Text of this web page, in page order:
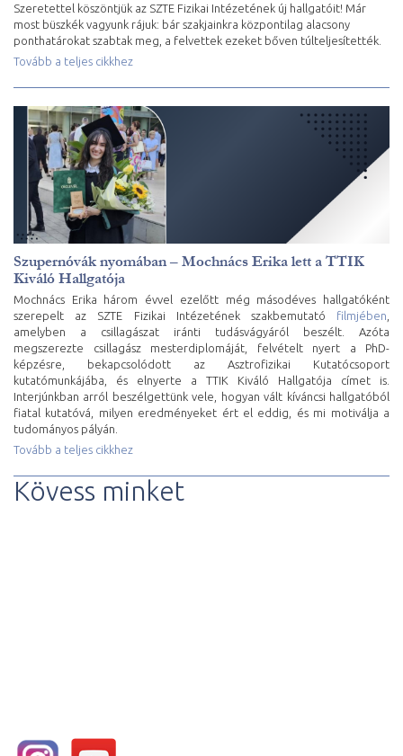
Szeretettel köszöntjük az SZTE Fizikai Intézetének új hallgatóit! Már
most büszkék vagyunk rájuk: bár szakjainkra központilag alacsony
ponthatárokat szabtak meg, a felvettek ezeket bőven túlteljesítették.
Tovább a teljes cikkhez
Szupernóvák nyomában – Mochnács Erika lett a TTIK
Kiváló Hallgatója
Mochnács Erika három évvel ezelőtt még másodéves hallgatóként
szerepelt az SZTE Fizikai Intézetének szakbemutató filmjében
amelyben a csillagászat iránti tudásvágyáról beszélt. Azóta
megszerezte csillagász mesterdiplomáját, felvételt nyert a PhD-
képzésre, bekapcsolódott az Asztrofizikai Kutatócsoport
kutatómunkájába, és elnyerte a TTIK Kiváló Hallgatója címet is.
Interjúnkban arról beszélgettünk vele, hogyan vált kíváncsi hallgatóból
fiatal kutatóvá, milyen eredményeket ért el eddig, és mi motiválja a
tudományos pályán.
Tovább a teljes cikkhez
Kövess minket